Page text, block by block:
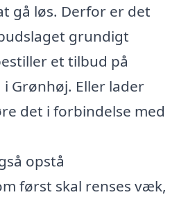
gå løs. Derfor er det
grundigt
et tilbud på
Grønhøj. Eller lader
det i forbindelse med
opstå
først skal renses væk,